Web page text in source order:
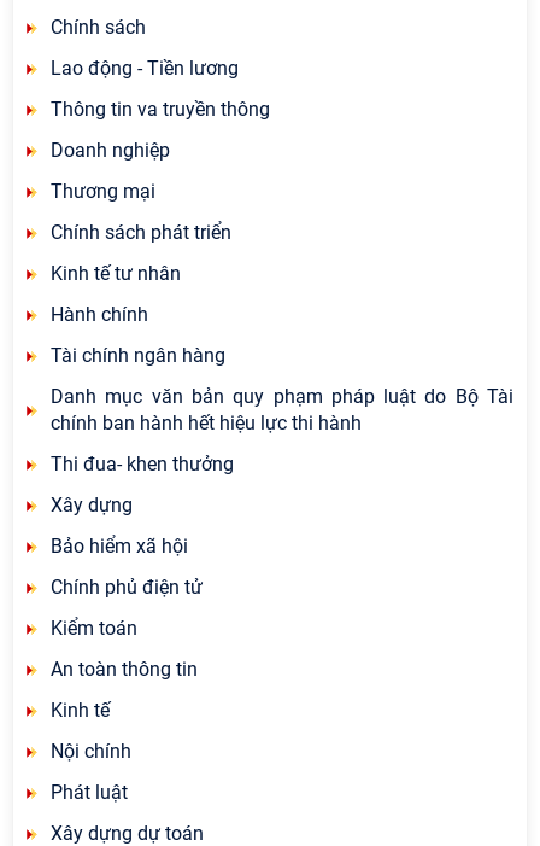
Chính sách
Lao động - Tiền lương
Thông tin va truyền thông
Doanh nghiệp
Thương mại
Chính sách phát triển
Kinh tế tư nhân
Hành chính
Tài chính ngân hàng
Danh mục văn bản quy phạm pháp luật do Bộ Tài
chính ban hành hết hiệu lực thi hành
Thi đua- khen thưởng
Xây dựng
Bảo hiểm xã hội
Chính phủ điện tử
Kiểm toán
An toàn thông tin
Kinh tế
Nội chính
Phát luật
Xây dựng dự toán